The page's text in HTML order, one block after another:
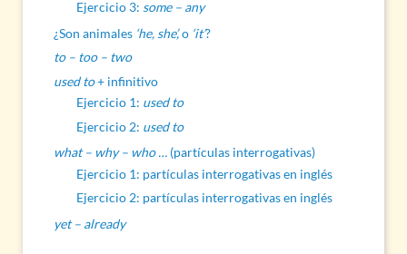
Ejercicio 3: some – any
¿Son animales ‘he, she’,o ‘it’?
to – too – two
used to+ infinitivo
Ejercicio 1: used to
Ejercicio 2: used to
what – why – who … (partículas interrogativas)
Ejercicio 1: partículas interrogativas en inglés
Ejercicio 2: partículas interrogativas en inglés
yet – already